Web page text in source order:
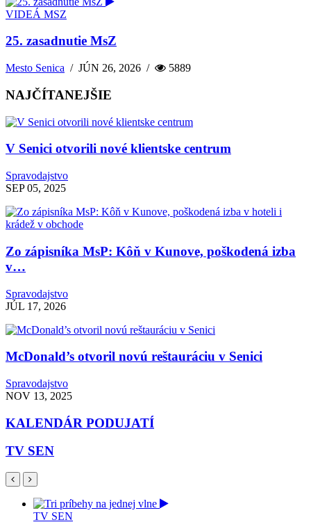
VIDEÁ MSZ
25. zasadnutie MsZ
Mesto Senica /JÚN 26, 2026 / 5889
NAJČÍTANEJŠIE
V Senici otvorili nové klientske centrum
Spravodajstvo
SEP 05, 2025
Zo zápisníka MsP: Kôň v Kunove, poškodená izba
v…
Spravodajstvo
JÚL 17, 2026
McDonald’s otvoril novú reštauráciu v Senici
Spravodajstvo
NOV 13, 2025
KALENDÁR PODUJATÍ
TV SEN
TV SEN